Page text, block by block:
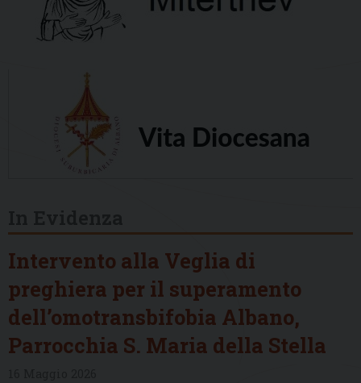
Intervento alla Veglia di
preghiera per il superamento
dell’omotransbifobia Albano,
Parrocchia S. Maria della Stella